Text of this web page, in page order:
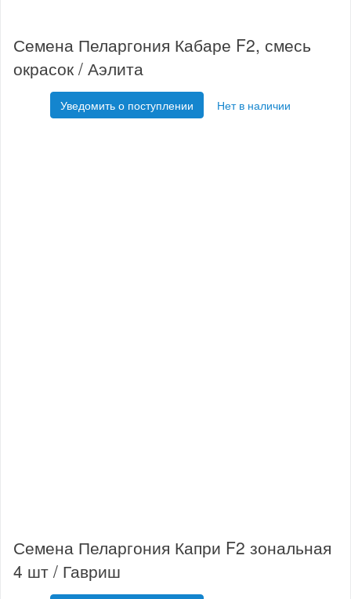
Семена Пеларгония Кабаре F2, смесь
окрасок / Аэлита
Уведомить о поступлении Нет в наличии
Семена Пеларгония Капри F2 зональная
4 шт / Гавриш